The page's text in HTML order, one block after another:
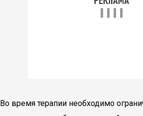
Во время терапии необходимо